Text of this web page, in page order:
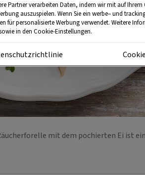
mit dem pochierten Ei ist
Partner verarbeiten Daten, indem wir mit auf Ihrem
auszuspielen. Wenn Sie ein werbe– und
für personalisierte Werbung verwendet. Weitere
in den Cookie-Einstellungen.